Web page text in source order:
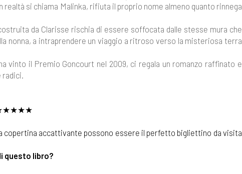
si chiama Malinka, rifiuta il proprio nome almeno quanto rinnega
da Clarisse rischia di essere soffocata dalle stesse mura che
nonna, a intraprendere un viaggio a ritroso verso la misteriosa terra
vinto il Premio Goncourt nel 2009, ci regala un romanzo raffinato e
radici.
copertina accattivante possono essere il perfetto bigliettino da visita
questo libro?